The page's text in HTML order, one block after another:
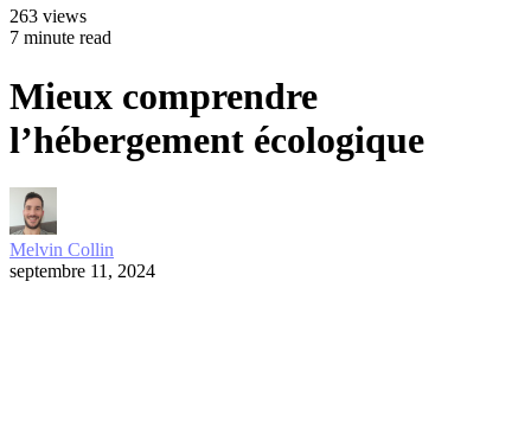
263 views
7 minute read
Mieux comprendre
l’hébergement écologique
Melvin Collin
septembre 11, 2024